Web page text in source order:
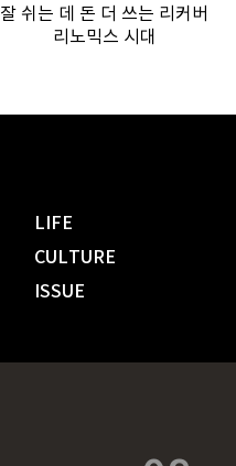
잘 쉬는 데 돈 더 쓰는 리커버
리노믹스 시대
LIFE
CULTURE
ISSUE